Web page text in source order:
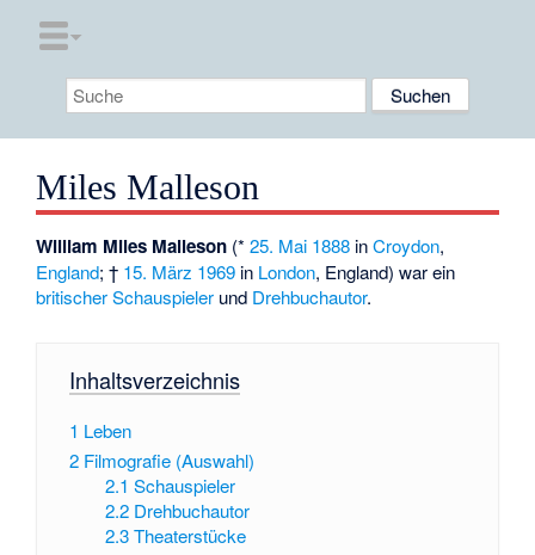
Miles Malleson
William Miles Malleson (*25. Mai 1888 inCroydon,
England; † 15. März 1969 in London, England) war ein
britischer Schauspieler und Drehbuchautor.
Inhaltsverzeichnis
1 Leben
2 Filmografie (Auswahl)
2.1 Schauspieler
2.2 Drehbuchautor
2.3 Theaterstücke